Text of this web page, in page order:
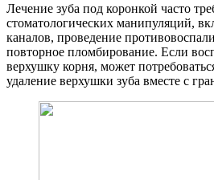
Лечение зуба под коронкой часто
стоматологических манипуляций,
каналов, проведение
повторное пломбирование. Если
верхушку корня, может
удаление верхушки зуба вместе с